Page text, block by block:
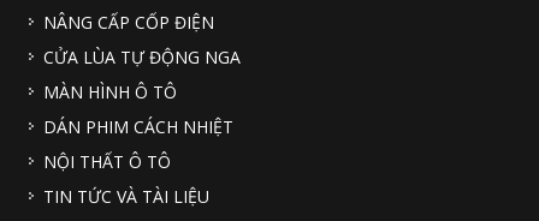
NÂNG CẤP CỐP ĐIỆN
CỬA LÙA TỰ ĐỘNG NGA
MÀN HÌNH Ô TÔ
DÁN PHIM CÁCH NHIỆT
NỘI THẤT Ô TÔ
TIN TỨC VÀ TÀI LIỆU